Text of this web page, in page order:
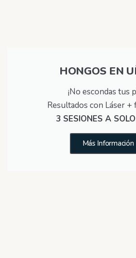
HONGOS EN
¡No escondas tus
Resultados con Láser +
3 SESIONES A
Más Información